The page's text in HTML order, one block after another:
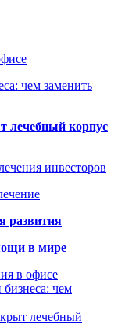
чем заменить
лечебный корпус
инвесторов
развития
в мире
в офисе
чем
лечебный